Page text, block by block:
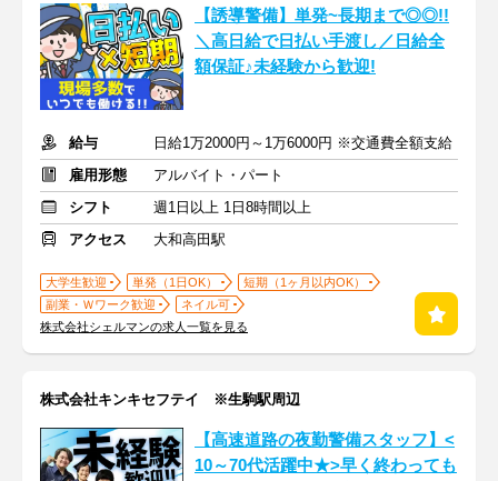
【誘導警備】単発~長期まで◎◎!!
＼高日給で日払い手渡し／日給全
額保証♪未経験から歓迎!
給与
日給1万2000円～1万6000円 ※交通費全額支給
雇用形態
アルバイト・パート
シフト
週1日以上 1日8時間以上
アクセス
大和高田駅
大学生歓迎 単発（1日OK）
短期（1ヶ月以内OK）
副業・Ｗワーク歓迎
ネイル可
株式会社シェルマンの求人一覧を見る
株式会社キンキセフテイ ※生駒駅周辺
【高速道路の夜勤警備スタッフ】<
10～70代活躍中★>早く終わっても